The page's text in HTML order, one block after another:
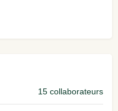
15 collaborateurs